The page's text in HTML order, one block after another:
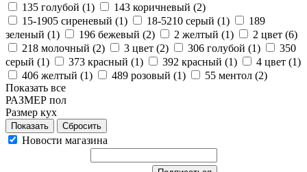
135 голубой (1) 143 коричневый (2)
15-1905 сиреневый (1) 18-5210 серый (1)
189
зеленый (1) 196 бежевый (2) 2 желтый (1) 2 цвет (6)
218 молочный (2) 3 цвет (2) 306 голубой (1)
350
серый (1) 373 красный (1) 392 красный (1) 4 цвет (1)
406 желтый (1) 489 розовый (1) 55 ментол (2)
Показать все
РАЗМЕР пол
Размер кух
Сбросить
Новости магазина